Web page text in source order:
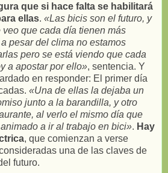
que si hace falta se habilitará
ellas. «Las bicis son el futuro, y
veo que cada día tienen más
pesar del clima no estamos
pero se está viendo que cada
a apostar por ello», sentencia. Y
en responder: El primer día
«Una de ellas la dejaba un
junto a la barandilla, y otro
al verlo el mismo día que
a ir al trabajo en bici». Hay
, que comienzan a verse
una de las claves de
futuro.